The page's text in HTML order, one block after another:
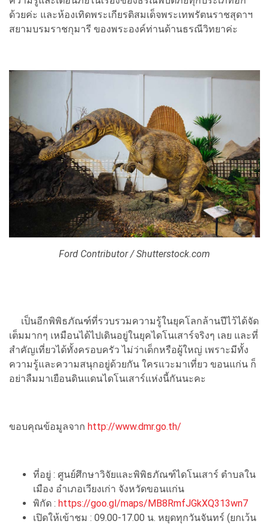
ด้วยค่ะ และห้องเทิดพระเกียรติสมเด็จพระเทพรัตนราชสุดาฯ
สยามบรมราชกุมารี ของพระองค์ท่านด้านธรณีวิทยาค่ะ
Ford Contributor / Shutterstock.com
เป็นอีกพิพิธภัณฑ์ที่รวบรวมความรู้ในยุคโลกล้านปีไว้ได้จัด
เต็มมากๆ เหมือนได้ไปเดินอยู่ในยุคไดโนเสาร์จริงๆ เลย และที่
สำคัญเที่ยวได้ทั้งครอบครัว ไม่ว่าเด็กหรือผู้ใหญ่ เพราะมีทั้ง
ความรู้และความสนุกอยู่ด้วยกัน ใครแวะมาเที่ยว ขอนแก่น ก็
อย่าลืมมาเยือนดินแดนไดโนเสาร์แห่งนี้กันนะคะ
ขอบคุณข้อมูลจาก http://www.dmr.go.th/
ที่อยู่ : ศูนย์ศึกษาวิจัยและพิพิธภัณฑ์ไดโนเสาร์ ตำบลใน
เมือง อำเภอเวียงเก่า จังหวัดขอนแก่น
พิกัด : https://goo.gl/maps/MB8RmfJGkXQ313wn7
เปิดให้เข้าชม : 09.00-17.00 น. หยุดทุกวันจันทร์ (ยกเว้น